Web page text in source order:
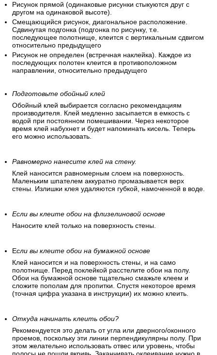
Рисунок прямой (одинаковые рисунки стыкуются друг с
другом на одинаковой высоте).
Смещающийся рисунок, диагональное расположение.
Сдвинутая подгонка (подгонка по рисунку, т.е.
последующее полотнище, клеится с вертикальным сдвигом
относительно предыдущего
Рисунок не определен (встречная наклейка). Каждое из
последующих полотен клеится в противоположном
направлении, относительно предыдущего
Подготовьте обойный клей
Обойный клей выбирается согласно рекомендациям
производителя. Клей медленно засыпается в емкость с
водой при постоянном помешивании. Через некоторое
время клей набухнет и будет напоминать кисель. Теперь
его можно использовать.
Равномерно нанесите клей на стену.
Клей наносится равномерным слоем на поверхность.
Маленьким шпателем аккуратно промазывается верх
стены. Излишки клея удаляются губкой, намоченной в воде.
Если вы клеите обои на флизелиновой основе
Наносите клей только на поверхность стены.
Если вы клеите обои на бумажной основе
Клей наносится и на поверхность стены, и на само
полотнище. Перед поклейкой расстелите обои на полу.
Обои на бумажной основе тщательно смажьте клеем и
сложите пополам для пропитки. Спустя некоторое время
(точная цифра указана в инструкции) их можно клеить.
Откуда начинать клеить обои?
Рекомендуется это делать от угла или дверного/оконного
проемов, поскольку эти линии перпендикулярны полу. При
этом желательно использовать отвес или уровень, чтобы